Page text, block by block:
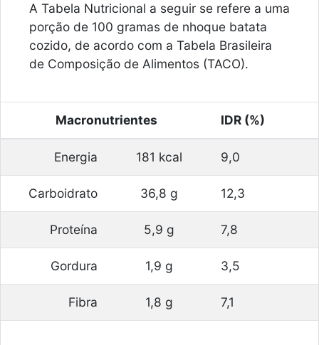
A Tabela Nutricional a seguir se refere a uma
porção de 100 gramas de nhoque batata
cozido, de acordo com a Tabela Brasileira
de Composição de Alimentos (TACO).
Macronutrientes IDR (%)
Energia 181 kcal 9,0
Carboidrato 36,8 g 12,3
Proteína 5,9 g 7,8
Gordura 1,9 g 3,5
Fibra 1,8 g 7,1